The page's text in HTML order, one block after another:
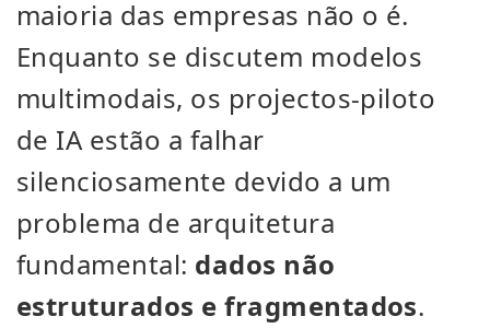
maioria das empresas não o é.
Enquanto se discutem modelos
multimodais, os projectos-piloto
de IA estão a falhar
silenciosamente devido a um
problema de arquitetura
fundamental: dados não
estruturados e fragmentados.